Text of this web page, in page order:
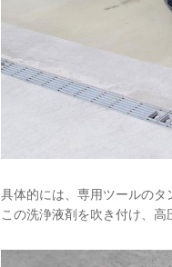
具体的には、専用ツールの
この洗浄液剤を吹き付け、高